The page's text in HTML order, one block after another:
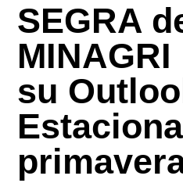
SEGRA
su